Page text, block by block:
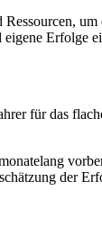
eigene Erfolge
für das
der